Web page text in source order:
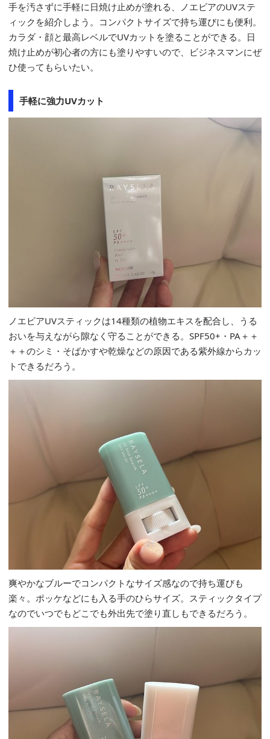
手を汚さずに手軽に日焼け止めが塗れる、ノエビアのUVステ
ィックを紹介しよう。コンパクトサイズで持ち運びにも便利。
カラダ・顔と最高レベルでUVカットを塗ることができる。日
焼け止めが初心者の方にも塗りやすいので、ビジネスマンにぜ
ひ使ってもらいたい。
手軽に強力UVカット
ノエビアUVスティックは14種類の植物エキスを配合し、うる
おいを与えながら隙なく守ることができる。SPF50+・PA＋＋
＋＋のシミ・そばかすや乾燥などの原因である紫外線からカッ
トできるだろう。
爽やかなブルーでコンパクトなサイズ感なので持ち運びも
楽々。ポッケなどにも入る手のひらサイズ。スティックタイプ
なのでいつでもどこでも外出先で塗り直しもできるだろう。